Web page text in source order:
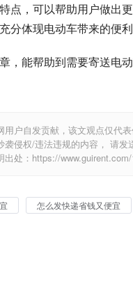
点，可以帮助用户做出
分体现电动车带来的便利
，能帮助到需要寄送电
用户自发贡献，该文观点仅代
袭侵权/违法违规的内容， 请发
出处：https://
怎么发快递省钱又便宜